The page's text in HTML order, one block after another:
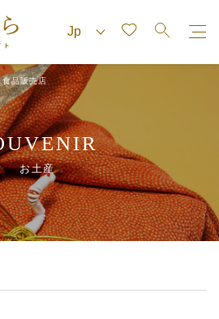
食品販売店
お土産